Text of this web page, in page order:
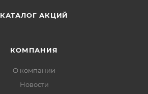
КАТАЛОГ АКЦИЙ
КОМПАНИЯ
О компании
Новости